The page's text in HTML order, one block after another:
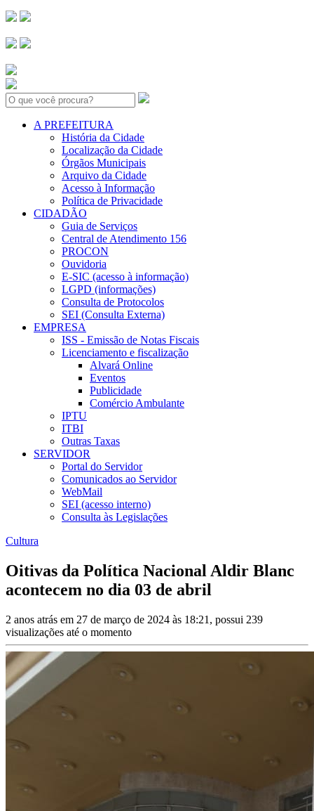
Search:
A PREFEITURA
História da Cidade
Localização da Cidade
Órgãos Municipais
Arquivo da Cidade
Acesso à Informação
Política de Privacidade
CIDADÃO
Guia de Serviços
Central de Atendimento 156
PROCON
Ouvidoria
E-SIC (acesso à informação)
LGPD (informações)
Consulta de Protocolos
SEI (Consulta Externa)
EMPRESA
ISS - Emissão de Notas Fiscais
Licenciamento e fiscalização
Alvará Online
Eventos
Publicidade
Comércio Ambulante
IPTU
ITBI
Outras Taxas
SERVIDOR
Portal do Servidor
Comunicados ao Servidor
WebMail
SEI (acesso interno)
Consulta às Legislações
Cultura
Oitivas da Política Nacional Aldir Blanc
acontecem no dia 03 de abril
2 anos atrás em 27 de março de 2024 às 18:21, possui 239
visualizações até o momento